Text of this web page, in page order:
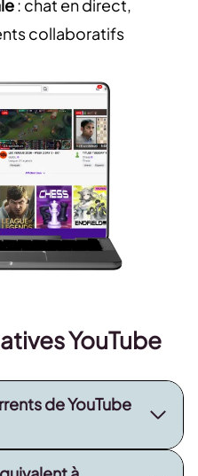
: chat en direct,
collaboratifs
YouTube
de YouTube